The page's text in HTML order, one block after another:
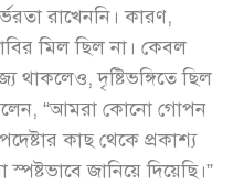
রাখেননি। কারণ,
মিল ছিল না। কেবল
থাকলেও, দৃষ্টিভঙ্গিতে ছিল
বলেন, “আমরা কোনো গোপন
কাছ থেকে প্রকাশ্য
জানিয়ে দিয়েছি।”